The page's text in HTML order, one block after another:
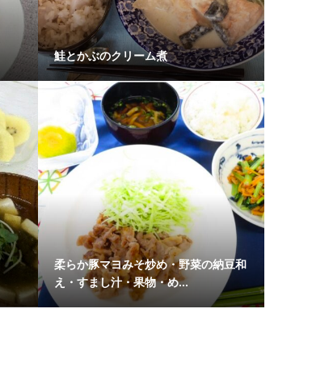
鮭とかぶのクリーム煮
柔らか豚マヨみそ炒め・野菜の納豆和
え・すまし汁・果物・め...